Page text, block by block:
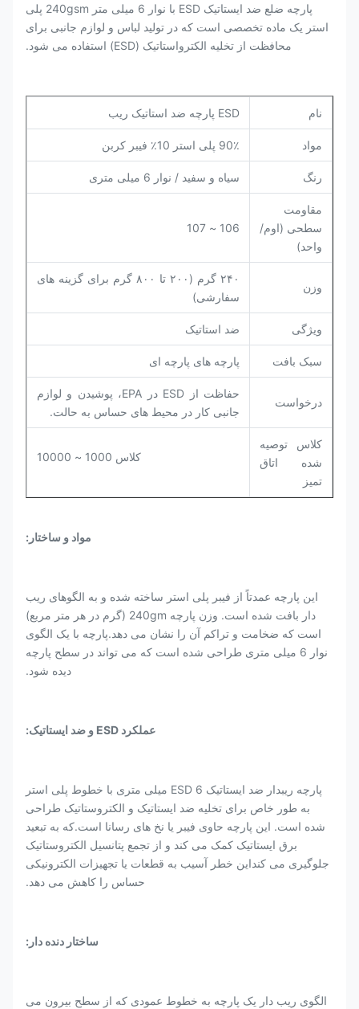
پارچه ضلع ضد ایستاتیک ESD با نوار 6 میلی متر 240gsm پلی
استر یک ماده تخصصی است که در تولید لباس و لوازم جانبی برای
محافظت از تخلیه الکترواستاتیک (ESD) استفاده می شود.
نام ESD پارچه ضد استاتیک ریب
مواد 90٪ پلی استر 10٪ فیبر کربن
رنگ سیاه و سفید / نوار 6 میلی متری
مقاومت
سطحی (اوم/
واحد)
106 ~ 107
وزن
۲۴۰ گرم (۲۰۰ تا ۸۰۰ گرم برای گزینه های
سفارشی)
ویژگی ضد استاتیک
سبک بافت پارچه های پارچه ای
درخواست
حفاظت از ESD در EPA، پوشیدن و لوازم
جانبی کار در محیط های حساس به حالت.
کلاس توصیه
شده اتاق
تمیز
کلاس 1000 ~ 10000
مواد و ساختار:
این پارچه عمدتاً از فیبر پلی استر ساخته شده و به الگوهای ریب
دار بافت شده است. وزن پارچه 240gm (گرم در هر متر مربع)
است که ضخامت و تراکم آن را نشان می دهد.پارچه با یک الگوی
نوار 6 میلی متری طراحی شده است که می تواند در سطح پارچه
دیده شود.
عملکرد ESD و ضد ایستاتیک:
پارچه ریبدار ضد ایستاتیک ESD 6 میلی متری با خطوط پلی استر
به طور خاص برای تخلیه ضد ایستاتیک و الکتروستاتیک طراحی
شده است. این پارچه حاوی فیبر یا نخ های رسانا است.که به تبعید
برق ایستاتیک کمک می کند و از تجمع پتانسیل الکتروستاتیک
جلوگیری می کنداین خطر آسیب به قطعات یا تجهیزات الکترونیکی
حساس را کاهش می دهد.
ساختار دنده دار:
الگوی ریب دار یک پارچه به خطوط عمودی که از سطح بیرون می